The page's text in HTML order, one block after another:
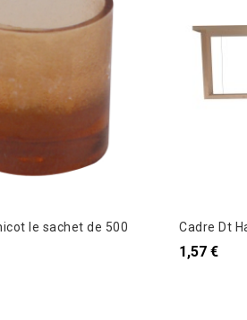
le sachet de 500 Cadre Dt
1,57 €